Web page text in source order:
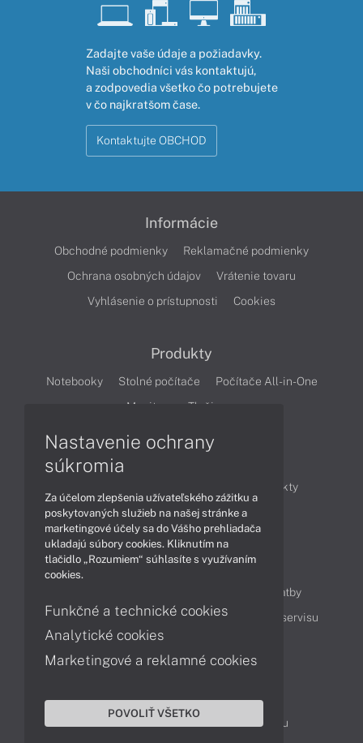
Zadajte vaše údaje a požiadavky.
Naši obchodníci vás kontaktujú,
a zodpovedia všetko čo potrebujete
v čo najkratšom čase.
Kontaktujte OBCHOD
Informácie
Obchodné podmienky
Reklamačné podmienky
Ochrana osobných údajov
Vrátenie tovaru
Vyhlásenie o prístupnosti
Cookies
Produkty
Notebooky Stolné počítače
Počítače All-in-One
Monitory
Tlačiarne
Produkty
Technológie
Videá
Obsah
Možnosti doručenia a platby
Podpora a servis
Servisné služby Cenník servisu
Kontakty
043 4224 771
Obchodné oddelenie
Reklamácia tovaru
Nastavenie ochrany
súkromia
Za účelom zlepšenia užívateľského zážitku a
poskytovaných služieb na našej stránke a
marketingové účely sa do Vášho prehliadača
ukladajú súbory cookies. Kliknutím na
tlačidlo „Rozumiem“ súhlasíte s využívaním
cookies.
Funkčné a technické cookies
Analytické cookies
Marketingové a reklamné cookies
POVOLIŤ VŠETKO